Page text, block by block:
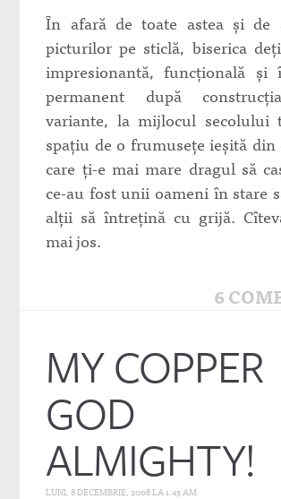
În afară de toate astea şi de
picturilor pe sticlă, biserica
impresionantă, funcţională şi
permanent după
variante, la mijlocul secolului
spaţiu de o frumuseţe ieşită
care ţi-e mai mare dragul să
ce-au fost unii oameni în stare
alţii să întreţină cu grijă.
mai jos.
6
MY COPPER
GOD
ALMIGHTY!
LUNI, 8 DECEMBRIE, 2008 LA 1:45 AM